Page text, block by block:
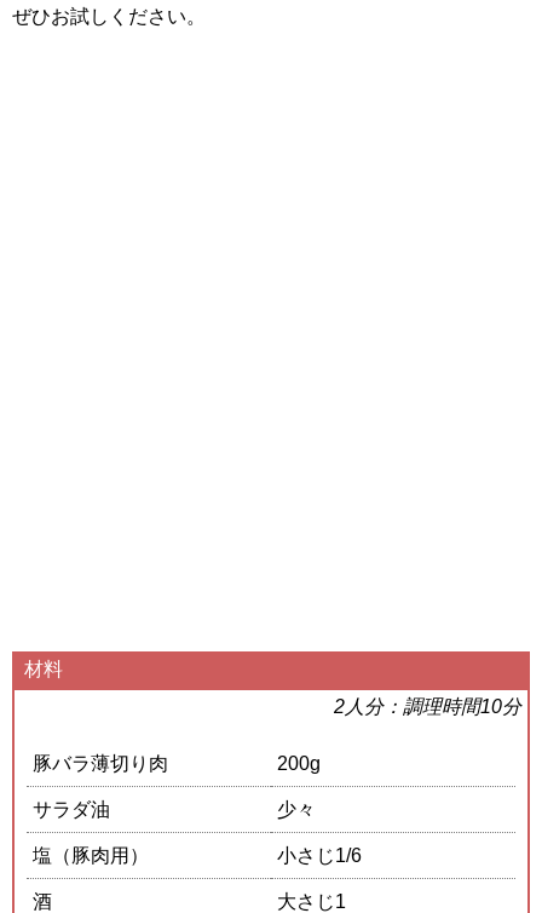
ぜひお試しください。
材料
2人分：調理時間10分
豚バラ薄切り肉 200g
サラダ油 少々
塩（豚肉用） 小さじ1/6
酒 大さじ1